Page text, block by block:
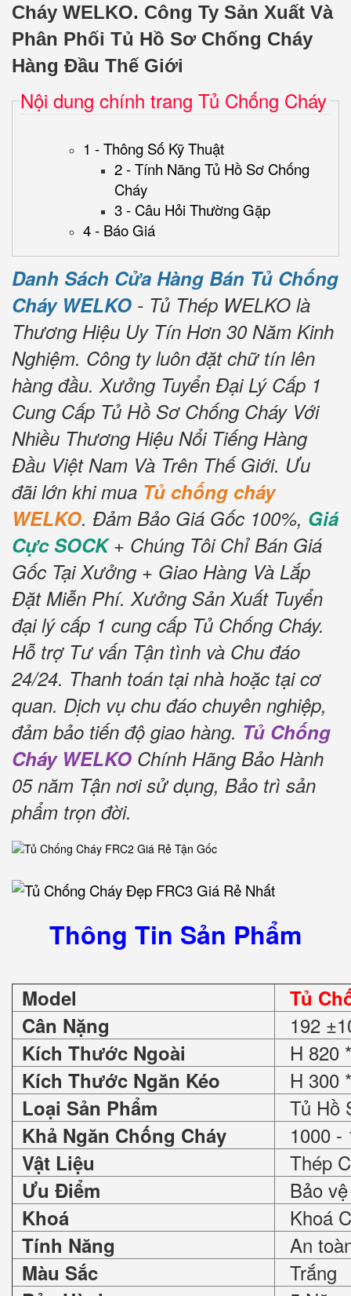
Cháy WELKO. Công Ty Sản Xuất Và
Phân Phối Tủ Hồ Sơ Chống Cháy
Hàng Đầu Thế Giới
Nội dung chính trang Tủ Chống Cháy
1 - Thông Số Kỹ Thuật
2 - Tính Năng Tủ Hồ Sơ Chống
Cháy
3 - Câu Hỏi Thường Gặp
4 - Báo Giá
Danh Sách Cửa Hàng Bán Tủ Chống
Cháy WELKO - Tủ Thép WELKO là
Thương Hiệu Uy Tín Hơn 30 Năm Kinh
Nghiệm. Công ty luôn đặt chữ tín lên
hàng đầu. Xưởng Tuyển Đại Lý Cấp 1
Cung Cấp Tủ Hồ Sơ Chống Cháy Với
Nhiều Thương Hiệu Nổi Tiếng Hàng
Đầu Việt Nam Và Trên Thế Giới. Ưu
đãi lớn khi mua Tủ chống cháy
WELKO. Đảm Bảo Giá Gốc 100%, Giá
Cực SOCK+ Chúng Tôi Chỉ Bán Giá
Gốc Tại Xưởng + Giao Hàng Và Lắp
Đặt Miễn Phí. Xưởng Sản Xuất Tuyển
đại lý cấp 1 cung cấp Tủ Chống Cháy.
Hỗ trợ Tư vấn Tận tình và Chu đáo
24/24. Thanh toán tại nhà hoặc tại cơ
quan. Dịch vụ chu đáo chuyên nghiệp,
đảm bảo tiến độ giao hàng. Tủ Chống
Cháy WELKO Chính Hãng Bảo Hành
05 năm Tận nơi sử dụng, Bảo trì sản
phẩm trọn đời.
Thông Tin Sản Phẩm
Model
Tủ
Cân Nặng
192
Kích Thước Ngoài H 820
Kích Thước Ngăn Kéo H 300
Loại Sản Phẩm Tủ Hồ
Khả Ngăn Chống Cháy 1000 -
Vật Liệu Thép
Ưu Điểm Bảo
Khoá Khoá
Tính Năng An
Màu Sắc Trắng